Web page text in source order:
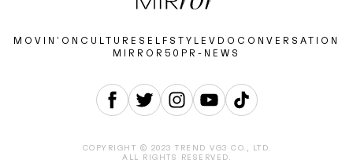
MOVIN’ON CULTURE SELF STYLE VDO CONVERSATION
MIRROR50 PR-NEWS
COPYRIGHT © 2023 TREND VG3 CO., LTD.
ALL RIGHTS RESERVED.